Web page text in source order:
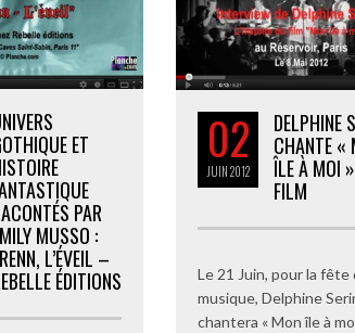
ET
PAR
MUSSO :
L’ÉVEIL –
ÉDITIONS
02
JUIN2012
DELPHINE
CHANTE «
ÎLE À MOI
FILM
Le 21 Juin, pour la fête
musique, Delphine
chantera « Mon île à